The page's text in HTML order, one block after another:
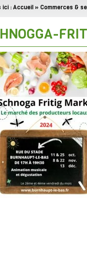
ici :Accueil » Commerces &